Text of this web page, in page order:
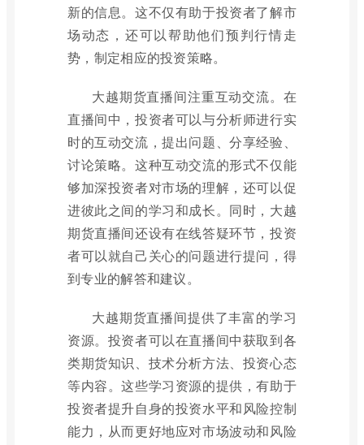
新的信息。这不仅有助于投资者了解市
场动态，还可以帮助他们预判行情走
势，制定相应的投资策略。
大越期货直播间注重互动交流。在
直播间中，投资者可以与分析师进行实
时的互动交流，提出问题、分享经验、
讨论策略。这种互动交流的形式不仅能
够加深投资者对市场的理解，还可以促
进彼此之间的学习和成长。同时，大越
期货直播间还设有在线答疑环节，投资
者可以就自己关心的问题进行提问，得
到专业的解答和建议。
大越期货直播间提供了丰富的学习
资源。投资者可以在直播间中获取到各
类期货知识、技术分析方法、投资心态
等内容。这些学习资源的提供，有助于
投资者提升自身的投资水平和风险控制
能力，从而更好地应对市场波动和风险